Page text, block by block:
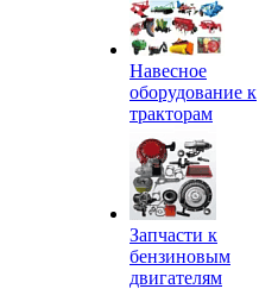
Навесное
оборудование к
тракторам
Запчасти к
бензиновым
двигателям